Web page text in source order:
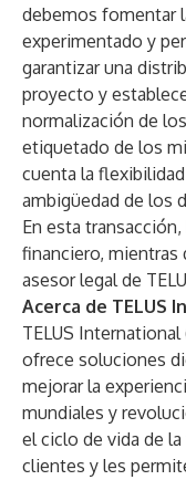
debemos fomentar
experimentado y
garantizar una
proyecto y
normalización de
etiquetado de los
cuenta la
ambigüedad de los
En esta
financiero, mientras
asesor legal de
Acerca de TELUS
TELUS International
ofrece soluciones
mejorar la
mundiales y
el ciclo de vida de
clientes y les